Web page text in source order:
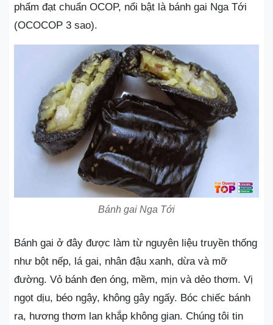
phẩm đạt chuẩn OCOP, nổi bật là bánh gai Nga Tới
(OCOCOP 3 sao).
Bánh gai Nga Tới
Bánh gai ở đây được làm từ nguyên liệu truyền thống
như bột nếp, lá gai, nhân đậu xanh, dừa và mỡ
đường. Vỏ bánh đen óng, mềm, mịn và dẻo thơm. Vị
ngọt dịu, béo ngậy, không gây ngấy. Bóc chiếc bánh
ra, hương thơm lan khắp không gian. Chúng tôi tin